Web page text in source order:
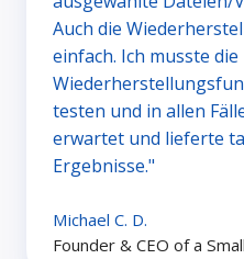
Auch die
einfach. Ich musste die
testen und in allen
erwartet und lieferte
Ergebnisse."
Michael C. D.
Founder & CEO of a